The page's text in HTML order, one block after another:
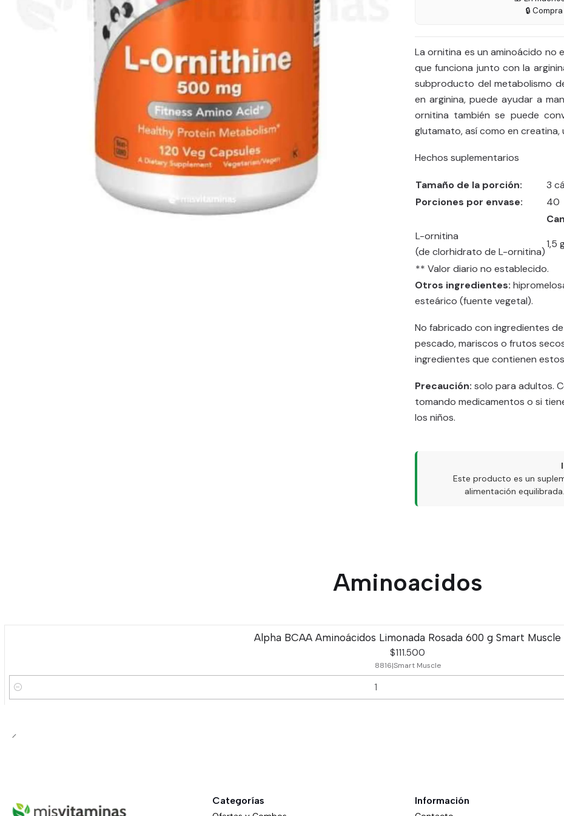
🔒
La ornitina es un aminoácido no
que funciona junto con la
subproducto del metabolismo
en arginina, puede ayudar a
ornitina también se puede
glutamato, así como en
Hechos suplementarios
Tamaño de la porción:
3
Porciones por envase:
40
** Valor diario no establecido.
L-ornitina
(de clorhidrato de L-ornitina)
1,5
Otros ingredientes:
esteárico (fuente vegetal).
No fabricado con ingredientes
pescado, mariscos o frutos
ingredientes que contienen
Precaución: solo para adultos.
tomando medicamentos o si
los niños.
Este producto es un
alimentación
Aminoacidos
Alpha BCAA Aminoácidos Limonada Rosada 600 g Smart Muscle
$111.500
8816|Smart Muscle
Cantidad
Categorías Información